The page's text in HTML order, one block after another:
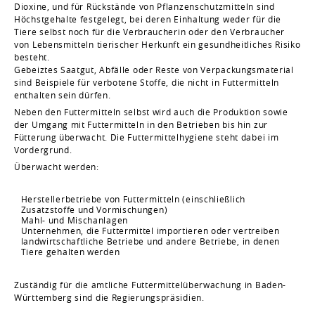
Dioxine, und für Rückstände von Pflanzenschutzmitteln sind
Höchstgehalte festgelegt, bei deren Einhaltung weder für die
Tiere selbst noch für die Verbraucherin oder den Verbraucher
von Lebensmitteln tierischer Herkunft ein gesundheitliches Risiko
besteht.
Gebeiztes Saatgut, Abfälle oder Reste von Verpackungsmaterial
sind Beispiele für verbotene Stoffe, die nicht in Futtermitteln
enthalten sein dürfen.
Neben den Futtermitteln selbst wird auch die Produktion sowie
der Umgang mit Futtermitteln in den Betrieben bis hin zur
Fütterung überwacht. Die Futtermittelhygiene steht dabei im
Vordergrund.
Überwacht werden:
Herstellerbetriebe von Futtermitteln (einschließlich
Zusatzstoffe und Vormischungen)
Mahl- und Mischanlagen
Unternehmen, die Futtermittel importieren oder vertreiben
landwirtschaftliche Betriebe und andere Betriebe, in denen
Tiere gehalten werden
Zuständig für die amtliche Futtermittelüberwachung in Baden-
Württemberg sind die Regierungspräsidien.